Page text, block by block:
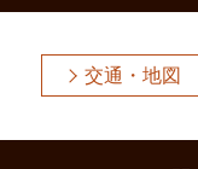
交通・地図